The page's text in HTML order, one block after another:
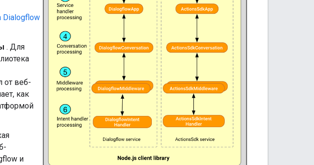
Dialogflow
. Для
от веб-
как
и